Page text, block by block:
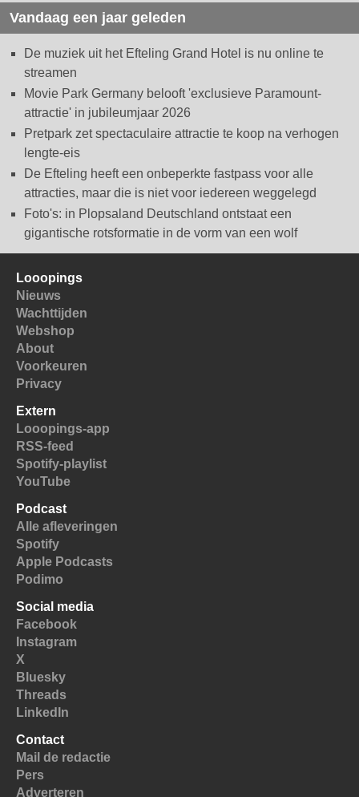
Vandaag een jaar geleden
De muziek uit het Efteling Grand Hotel is nu online te
streamen
Movie Park Germany belooft 'exclusieve Paramount-
attractie' in jubileumjaar 2026
Pretpark zet spectaculaire attractie te koop na verhogen
lengte-eis
De Efteling heeft een onbeperkte fastpass voor alle
attracties, maar die is niet voor iedereen weggelegd
Foto's: in Plopsaland Deutschland ontstaat een
gigantische rotsformatie in de vorm van een wolf
Looopings
Nieuws
Wachttijden
Webshop
About
Voorkeuren
Privacy
Extern
Looopings-app
RSS-feed
Spotify-playlist
YouTube
Podcast
Alle afleveringen
Spotify
Apple Podcasts
Podimo
Social media
Facebook
Instagram
X
Bluesky
Threads
LinkedIn
Contact
Mail de redactie
Pers
Adverteren